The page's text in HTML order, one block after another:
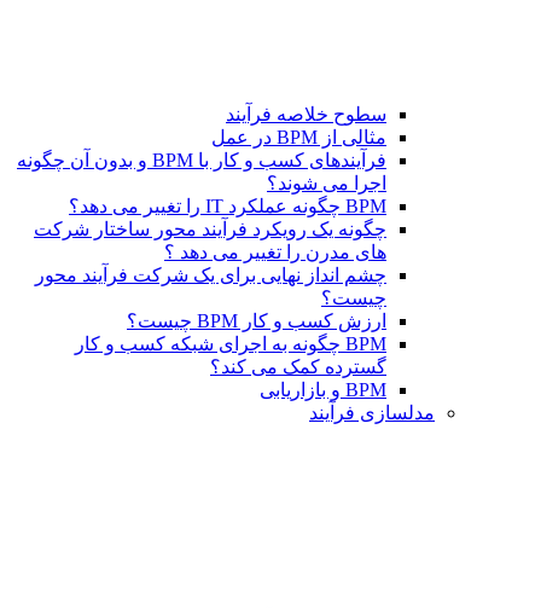
سطوح خلاصه فرآیند
مثالی از BPM در عمل
فرآیندهای کسب و کار با BPM و بدون آن چگونه
اجرا می شوند؟
BPM چگونه عملکرد IT را تغییر می دهد؟
چگونه یک رویکرد فرآیند محور ساختار شرکت
های مدرن را تغییر می دهد ؟
چشم انداز نهایی برای یک شرکت فرآیند محور
چیست؟
ارزش کسب و کار BPM چیست؟
BPM چگونه به اجرای شبکه کسب و کار
گسترده کمک می کند؟
BPM و بازاریابی
مدلسازی فرآیند